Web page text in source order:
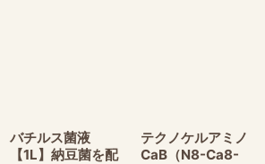
バチルス菌液
【1L】納豆菌を配
テクノケルアミノ
CaB（N8-Ca8-